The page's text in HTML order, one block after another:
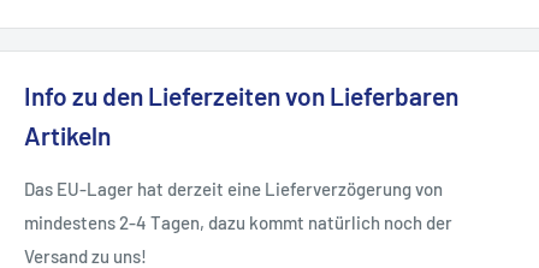
Info zu den Lieferzeiten von Lieferbaren
Artikeln
Das EU-Lager hat derzeit eine Lieferverzögerung von
mindestens 2-4 Tagen, dazu kommt natürlich noch der
Versand zu uns!